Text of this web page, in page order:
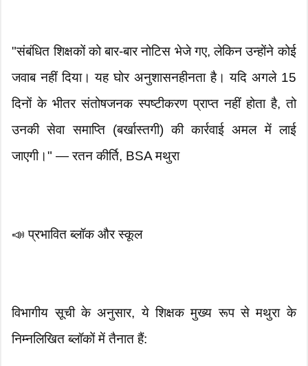
"संबंधित शिक्षकों को बार-बार नोटिस भेजे गए, लेकिन उन्होंने कोई
जवाब नहीं दिया। यह घोर अनुशासनहीनता है। यदि अगले 15
दिनों के भीतर संतोषजनक स्पष्टीकरण प्राप्त नहीं होता है, तो
उनकी सेवा समाप्ति (बर्खास्तगी) की कार्रवाई अमल में लाई
जाएगी।" — रतन कीर्ति, BSA मथुरा
📣 प्रभावित ब्लॉक और स्कूल
विभागीय सूची के अनुसार, ये शिक्षक मुख्य रूप से मथुरा के
निम्नलिखित ब्लॉकों में तैनात हैं: